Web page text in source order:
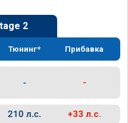
2
Тюнинг* Прибавка
- -
210 л.с. +33 л.с.